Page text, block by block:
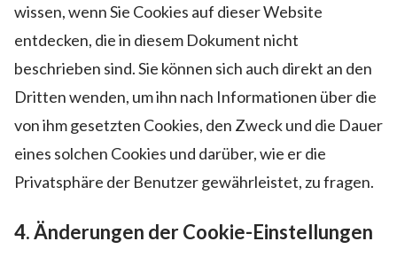
wissen, wenn Sie Cookies auf dieser Website
entdecken, die in diesem Dokument nicht
beschrieben sind. Sie können sich auch direkt an den
Dritten wenden, um ihn nach Informationen über die
von ihm gesetzten Cookies, den Zweck und die Dauer
eines solchen Cookies und darüber, wie er die
Privatsphäre der Benutzer gewährleistet, zu fragen.
4. Änderungen der Cookie-Einstellungen